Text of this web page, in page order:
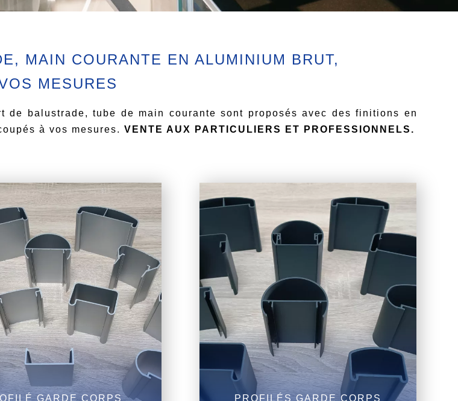
MAIN COURANTE EN ALUMINIUM BRUT,
MESURES
balustrade, tube de main courante sont proposés avec des finitions en
à vos mesures.VENTE AUX PARTICULIERS ET PROFESSIONNELS.
GARDE CORPS PROFILÉS GARDE CORPS